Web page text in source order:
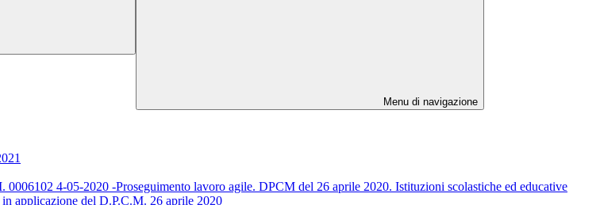
Menu di navigazione
4-05-2020 -Proseguimento lavoro agile. DPCM del 26 aprile 2020. Istituzioni scolastiche ed educative
applicazione del D.P.C.M. 26 aprile 2020